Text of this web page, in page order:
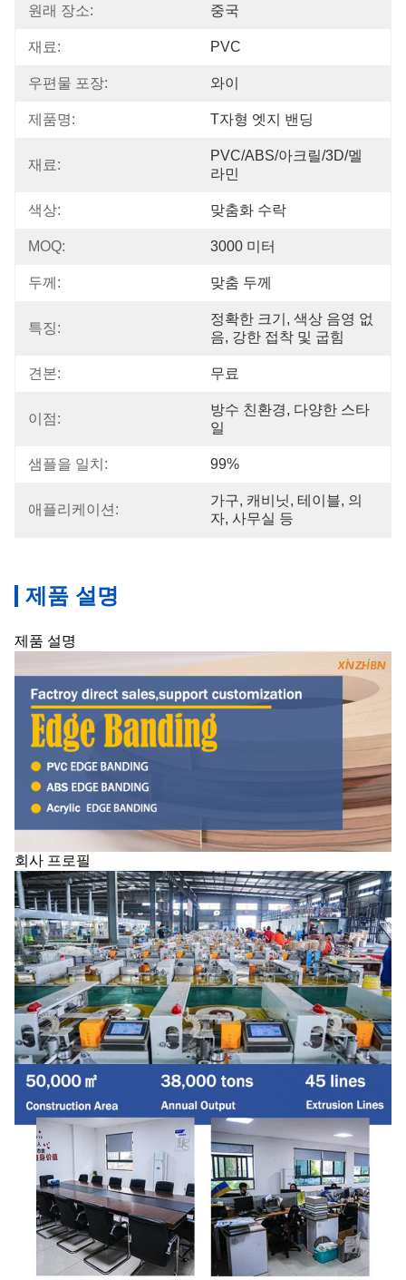
원래 장소: 중국
재료: PVC
우편물 포장: 와이
제품명: T자형 엣지 밴딩
재료:
PVC/ABS/아크릴/3D/멜
라민
색상: 맞춤화 수락
MOQ: 3000 미터
두께: 맞춤 두께
특징:
정확한 크기, 색상 음영 없
음, 강한 접착 및 굽힘
견본: 무료
이점:
방수 친환경, 다양한 스타
일
샘플을 일치: 99%
애플리케이션:
가구, 캐비닛, 테이블, 의
자, 사무실 등
제품 설명
제품 설명
회사 프로필